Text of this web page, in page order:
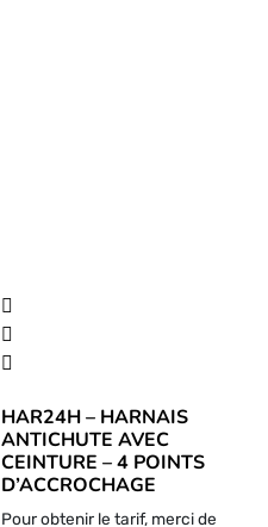
HAR24H – HARNAIS
ANTICHUTE AVEC
CEINTURE – 4 POINTS
D’ACCROCHAGE
Pour obtenir le tarif, merci de